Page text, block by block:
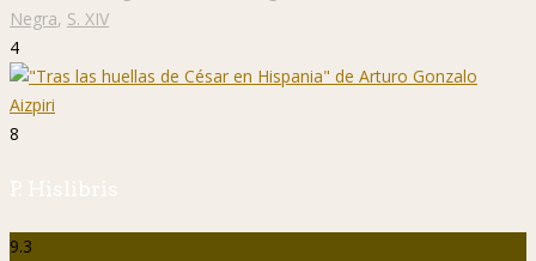
Negra, S. XIV
4
8
P. Hislibris
9.3